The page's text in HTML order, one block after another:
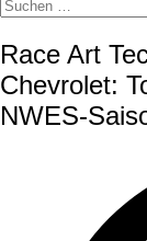
Race Art
Chevrolet:
NWES-